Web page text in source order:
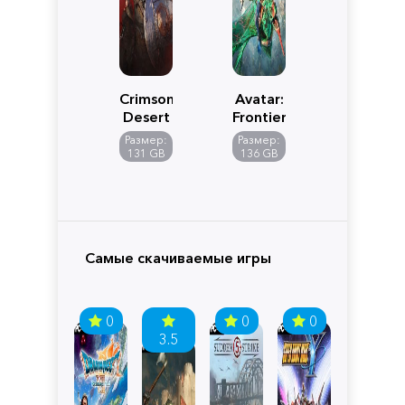
Crimson
Desert
Размер:
131 GB
Avatar:
Frontiers
of
Pandora
Размер:
136 GB
Самые скачиваемые игры
0
3.5
0 0